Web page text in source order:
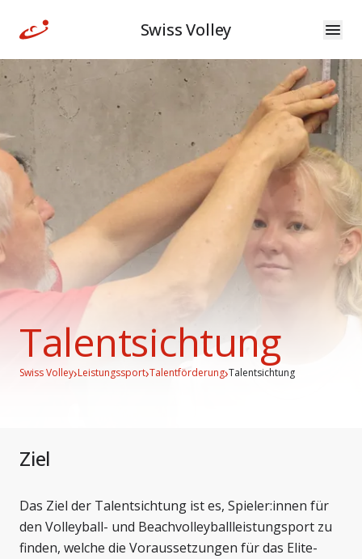
Swiss Volley
Talentsichtung
Swiss Volley›Leistungssport›Talentförderung›Talentsichtung
Ziel
Das Ziel der Talentsichtung ist es, Spieler:innen für
den Volleyball- und Beachvolleyballleistungsport zu
finden, welche die Voraussetzungen für das Elite-